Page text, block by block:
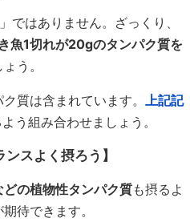
ではありません。ざっくり、
魚1切れが20gのタンパク質を
う。
質は含まれています。
上記記
う組み合わせましょう。
スよく摂ろう】
どの植物性タンパク質も摂るよ
待できます。